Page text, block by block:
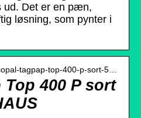
ud. Det er en pæn,
løsning, som pynter i
tagpap-top-400-p-sort-5…
400 P sort